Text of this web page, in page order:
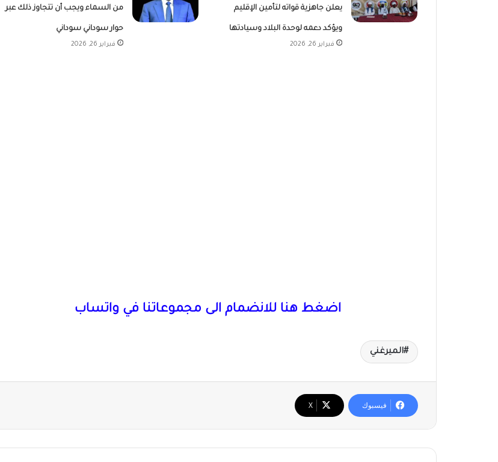
يعلن جاهزية قواته لتأمين الإقليم
ويؤكد دعمه لوحدة البلاد وسيادتها
فبراير 26, 2026
من السماء ويجب أن تتجاوز ذلك عبر
حوار سوداني سوداني
فبراير 26, 2026
اضغط هنا للانضمام الى مجموعاتنا في واتساب
الميرغني
فيسبوك ‫X